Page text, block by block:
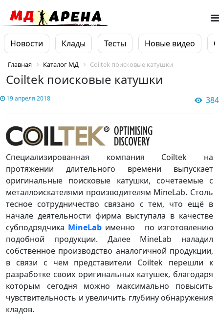
Новости Клады Тесты Новые видео
Главная Каталог МД Coiltek поисковые катушки
Coiltek поисковые катушки
19 апреля 2018 384
Специализированная компания Coiltek на
протяжении длительного времени выпускает
оригинальные поисковые катушки, сочетаемые с
металлоискателями производителям MineLab. Столь
тесное сотрудничество связано с тем, что ещё в
начале деятельности фирма выступала в качестве
субподрядчика MineLabименно по изготовлению
подобной продукции. Далее MineLab наладил
собственное производство аналогичной продукции,
в связи с чем представители Coiltek перешли к
разработке своих оригинальных катушек, благодаря
которым сегодня можно максимально повысить
чувствительность и увеличить глубину обнаружения
кладов.